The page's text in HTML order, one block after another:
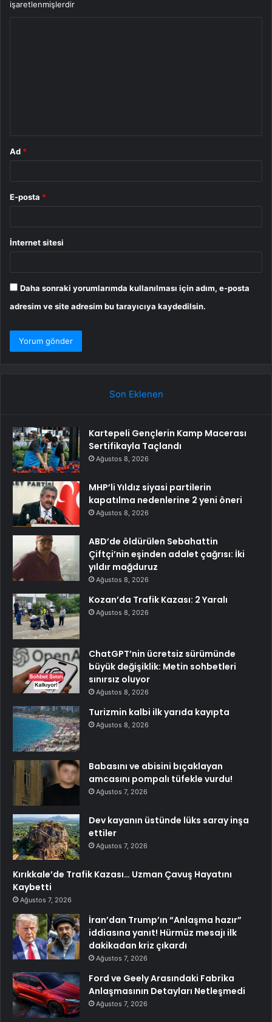
işaretlenmişlerdir
Ad *
E-posta *
İnternet sitesi
Daha sonraki yorumlarımda kullanılması için adım, e-posta
adresim ve site adresim bu tarayıcıya kaydedilsin.
Son Eklenen
Kartepeli Gençlerin Kamp Macerası
Sertifikayla Taçlandı
Ağustos 8, 2026
MHP’li Yıldız siyasi partilerin
kapatılma nedenlerine 2 yeni öneri
Ağustos 8, 2026
ABD’de öldürülen Sebahattin
Çiftçi’nin eşinden adalet çağrısı: İki
yıldır mağduruz
Ağustos 8, 2026
Kozan’da Trafik Kazası: 2 Yaralı
Ağustos 8, 2026
ChatGPT’nin ücretsiz sürümünde
büyük değişiklik: Metin sohbetleri
sınırsız oluyor
Ağustos 8, 2026
Turizmin kalbi ilk yarıda kayıpta
Ağustos 8, 2026
Babasını ve abisini bıçaklayan
amcasını pompalı tüfekle vurdu!
Ağustos 7, 2026
Dev kayanın üstünde lüks saray inşa
ettiler
Ağustos 7, 2026
Kırıkkale’de Trafik Kazası… Uzman Çavuş Hayatını
Kaybetti
Ağustos 7, 2026
İran’dan Trump’ın “Anlaşma hazır”
iddiasına yanıt! Hürmüz mesajı ilk
dakikadan kriz çıkardı
Ağustos 7, 2026
Ford ve Geely Arasındaki Fabrika
Anlaşmasının Detayları Netleşmedi
Ağustos 7, 2026